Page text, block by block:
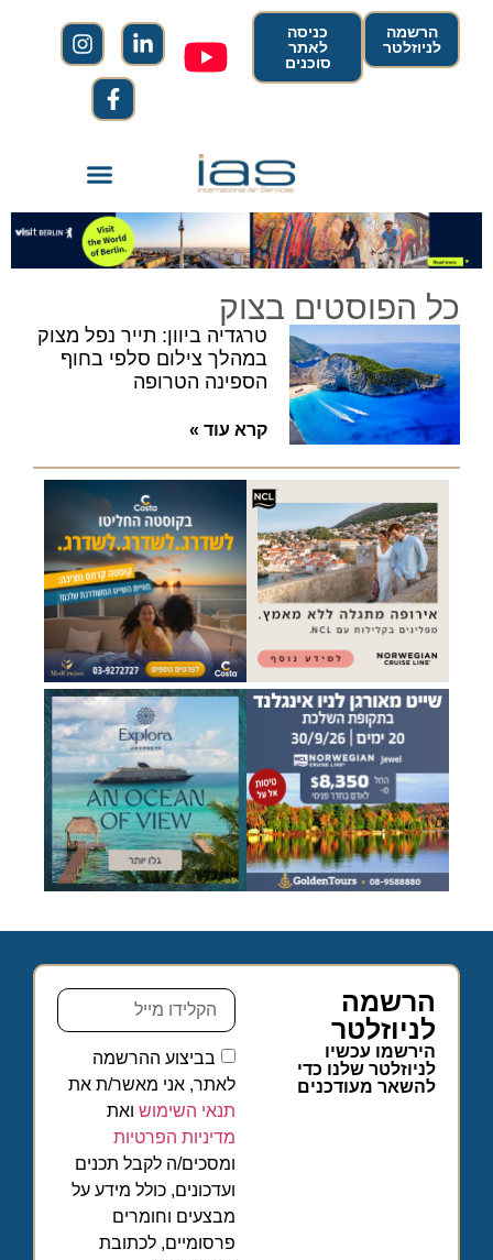
הרשמה
לניוזלטר
כניסה
לאתר
סוכנים
כל הפוסטים בצוק
טרגדיה ביוון: תייר נפל מצוק
במהלך צילום סלפי בחוף
הספינה הטרופה
קרא עוד »
הרשמה
לניוזלטר
הירשמו עכשיו
לניוזלטר שלנו כדי
להשאר מעודכנים
בביצוע ההרשמה
לאתר, אני מאשר/ת את
תנאי השימוש ואת
מדיניות הפרטיות
ומסכים/ה לקבל תכנים
ועדכונים, כולל מידע על
מבצעים וחומרים
פרסומיים, לכתובת